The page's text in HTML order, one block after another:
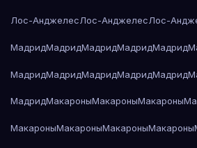
Лос-АнджелесЛос-АнджелесЛос-
МадридМадридМадридМадридМадрид
МадридМадридМадридМадридМадрид
МадридМакароныМакароныМакароны
МакароныМакароныМакароныМакароны